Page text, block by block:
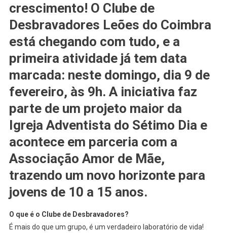
crescimento! O Clube de
Desbravadores Leões do Coimbra
está chegando com tudo, e a
primeira atividade já tem data
marcada: neste domingo, dia 9 de
fevereiro, às 9h. A iniciativa faz
parte de um projeto maior da
Igreja Adventista do Sétimo Dia e
acontece em parceria com a
Associação Amor de Mãe,
trazendo um novo horizonte para
jovens de 10 a 15 anos.
O que é o Clube de Desbravadores?
É mais do que um grupo, é um verdadeiro laboratório de vida!